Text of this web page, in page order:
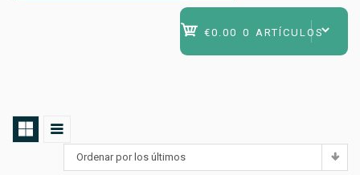
€0.00 0 ARTÍCULOS
Ordenar por los últimos